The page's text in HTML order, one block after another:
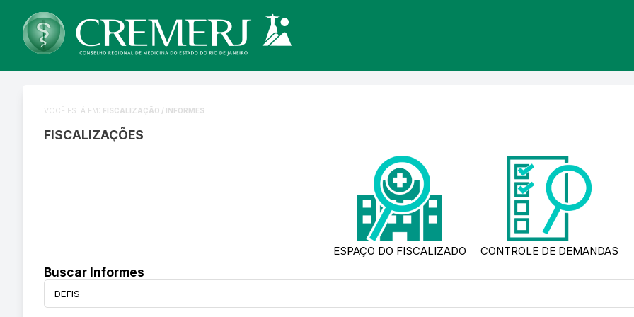
VOCÊ ESTÁ EM: FISCALIZAÇÃO / INFORMES
FISCALIZAÇÕES
ESPAÇO DO FISCALIZADO CONTROLE DE DEMANDAS
Buscar Informes